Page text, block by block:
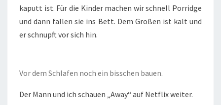
kaputt ist. Für die Kinder machen wir schnell Porridge
und dann fallen sie ins Bett. Dem Großen ist kalt und
er schnupft vor sich hin.
Vor dem Schlafen noch ein bisschen bauen.
Der Mann und ich schauen „Away“ auf Netflix weiter.